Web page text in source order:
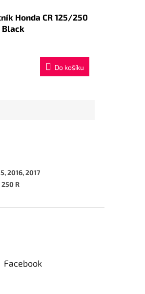
Honda CR 125/250
Black
Do košíku
2016, 2017
250 R
Facebook